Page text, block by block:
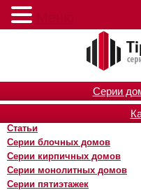
Серии
Статьи
Серии блочных домов
Серии кирпичных домов
Серии монолитных домов
Серии пятиэтажек